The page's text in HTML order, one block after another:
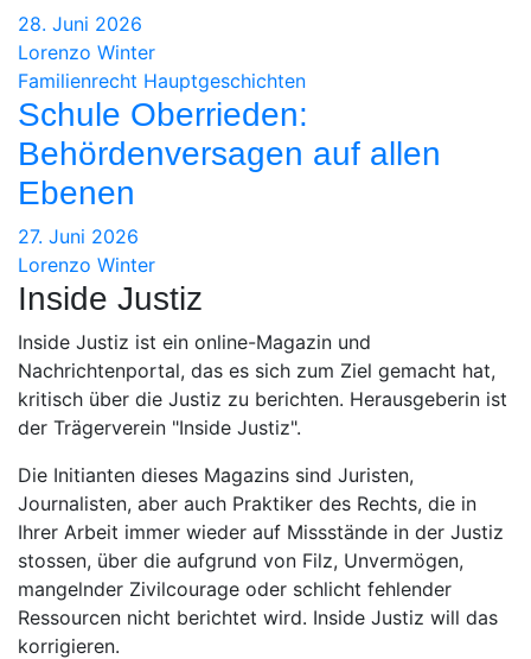
28. Juni 2026
Lorenzo Winter
Familienrecht Hauptgeschichten
Schule Oberrieden:
Behördenversagen auf allen
Ebenen
27. Juni 2026
Lorenzo Winter
Inside Justiz
Inside Justiz ist ein online-Magazin und
Nachrichtenportal, das es sich zum Ziel gemacht hat,
kritisch über die Justiz zu berichten. Herausgeberin ist
der Trägerverein "Inside Justiz".
Die Initianten dieses Magazins sind Juristen,
Journalisten, aber auch Praktiker des Rechts, die in
Ihrer Arbeit immer wieder auf Missstände in der Justiz
stossen, über die aufgrund von Filz, Unvermögen,
mangelnder Zivilcourage oder schlicht fehlender
Ressourcen nicht berichtet wird. Inside Justiz will das
korrigieren.